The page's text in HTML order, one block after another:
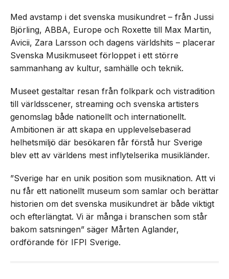
Med avstamp i det svenska musikundret – från Jussi
Björling, ABBA, Europe och Roxette till Max Martin,
Avicii, Zara Larsson och dagens världshits – placerar
Svenska Musikmuseet förloppet i ett större
sammanhang av kultur, samhälle och teknik.
Museet gestaltar resan från folkpark och vistradition
till världsscener, streaming och svenska artisters
genomslag både nationellt och internationellt.
Ambitionen är att skapa en upplevelsebaserad
helhetsmiljö där besökaren får förstå hur Sverige
blev ett av världens mest inflytelserika musikländer.
”Sverige har en unik position som musiknation. Att vi
nu får ett nationellt museum som samlar och berättar
historien om det svenska musikundret är både viktigt
och efterlängtat. Vi är många i branschen som står
bakom satsningen” säger Mårten Aglander,
ordförande för IFPI Sverige.